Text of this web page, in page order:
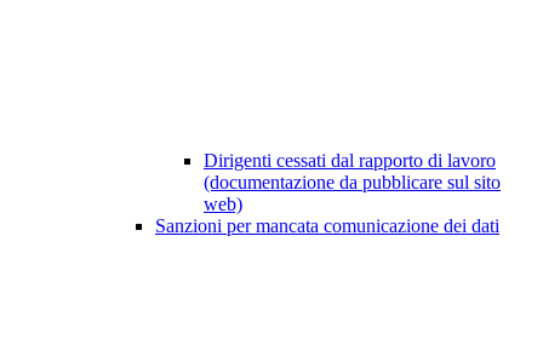
Dirigenti cessati dal rapporto di lavoro
(documentazione da pubblicare sul sito
web)
Sanzioni per mancata comunicazione dei dati